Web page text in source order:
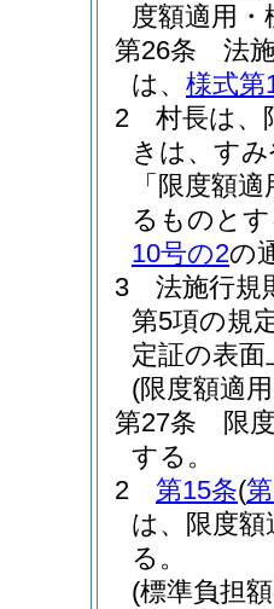
度額適用
第26条
法
は、 様式第
2
村長は、
きは、す
「限度額
るものと
10号の2の
3
法施行規
第5項の規
定証の表
(限度額適
第27条
限
する。
2
第15条(
は、限度
る。
(標準負担